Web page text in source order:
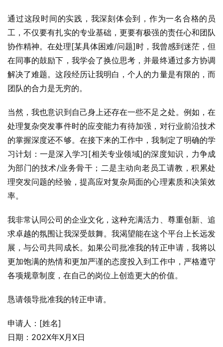
通过这段时间的实践，我深刻体会到，作为一名合格的员
工，不仅要有扎实的专业基础，更要有极强的责任心和团队
协作精神。在处理[某具体困难/问题]时，我曾感到迷茫，但
在同事的鼓励下，我学会了换位思考，并最终通过多方协调
解决了难题。这段经历让我明白，个人的力量是有限的，而
团队的合力是无穷的。
当然，我也意识到自己身上还存在一些不足之处。例如，在
处理复杂突发事件时的应变能力有待加强，对行业前沿技术
的掌握深度还不够。在接下来的工作中，我制定了明确的学
习计划：一是深入学习[相关专业领域]的深度知识，力争成
为部门的技术/业务骨干；二是主动向老员工请教，积累处
理突发问题的经验，提高应对复杂局面的心理素质和决策效
率。
我非常认同公司的企业文化，这种充满活力、尊重创新、追
求卓越的氛围让我深受鼓舞。我渴望能在这个平台上长远发
展，与公司共同成长。如果公司批准我的转正申请，我将以
更加饱满的热情和更加严谨的态度投入到工作中，严格遵守
各项规章制度，在自己的岗位上创造更大的价值。
恳请领导批准我的转正申请。
申请人：[姓名]
日期：202X年X月X日